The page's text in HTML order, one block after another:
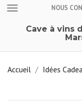
menu NOUS
Cave à vins
Accueil Idées